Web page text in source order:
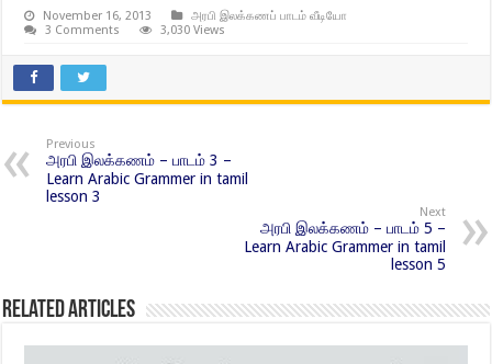
November 16, 2013
அரபி இலக்கணப் பாடம் வீடியோ
3 Comments
3,030 Views
Previous
அரபி இலக்கணம் – பாடம் 3 –
Learn Arabic Grammer in tamil
lesson 3
Next
அரபி இலக்கணம் – பாடம் 5 –
Learn Arabic Grammer in tamil
lesson 5
Related Articles